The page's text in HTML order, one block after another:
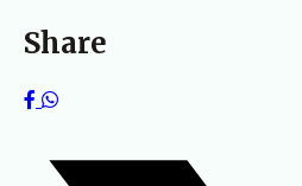
Share